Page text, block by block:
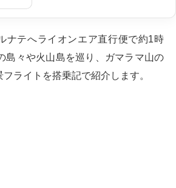
ナテへライオンエア直行便で約1時
島々や火山島を巡り、ガマラマ山の
ライトを搭乗記で紹介します。